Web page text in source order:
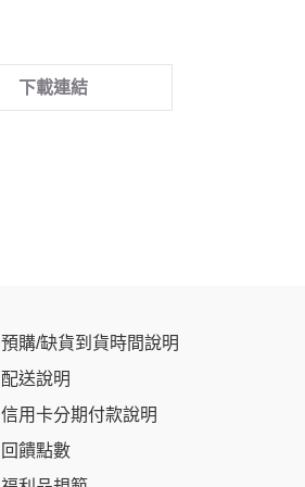
下載連結
預購/缺貨到貨時間說明
配送說明
信用卡分期付款說明
回饋點數